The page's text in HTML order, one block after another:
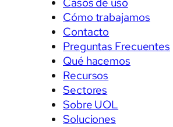
Cómo trabajamos
Contacto
Preguntas Frecuentes
Qué hacemos
Recursos
Sectores
Sobre UOL
Soluciones